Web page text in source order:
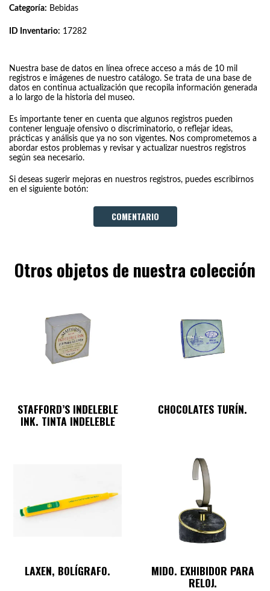
Categoría: Bebidas
ID Inventario: 17282
Nuestra base de datos en línea ofrece acceso a más de 10 mil
registros e imágenes de nuestro catálogo. Se trata de una base de
datos en continua actualización que recopila información generada
a lo largo de la historia del museo.
Es importante tener en cuenta que algunos registros pueden
contener lenguaje ofensivo o discriminatorio, o reflejar ideas,
prácticas y análisis que ya no son vigentes. Nos comprometemos a
abordar estos problemas y revisar y actualizar nuestros registros
según sea necesario.
Si deseas sugerir mejoras en nuestros registros, puedes escribirnos
en el siguiente botón:
COMENTARIO
Otros objetos de nuestra colección
STAFFORD’S INDELEBLE
INK. TINTA INDELEBLE
CHOCOLATES TURÍN.
LAXEN, BOLÍGRAFO. MIDO. EXHIBIDOR PARA
RELOJ.